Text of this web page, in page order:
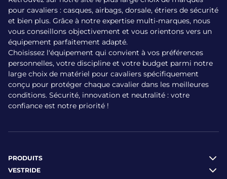
pour cavaliers : casques, airbags, dorsale, étriers de sécurité
et bien plus. Grâce à notre expertise multi-marques, nous
vous conseillons objectivement et vous orientons vers un
équipement parfaitement adapté.
Choisissez l'équipement qui convient à vos préférences
personnelles, votre discipline et votre budget parmi notre
large choix de matériel pour cavaliers spécifiquement
conçu pour protéger chaque cavalier dans les meilleures
conditions. Sécurité, innovation et neutralité : votre
confiance est notre priorité !
PRODUITS
VESTRIDE